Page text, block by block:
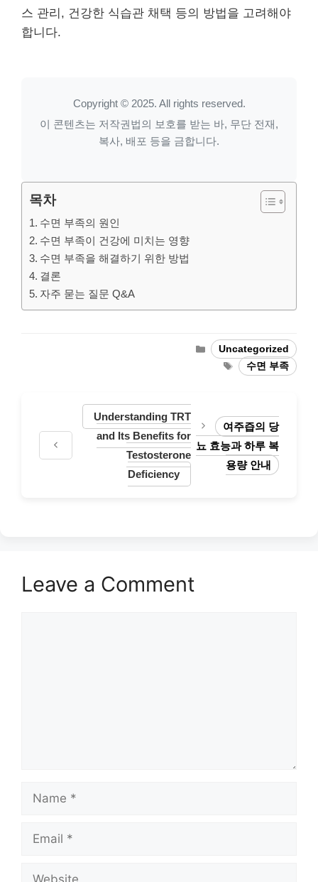
스 관리, 건강한 식습관 채택 등의 방법을 고려해야
합니다.
Copyright © 2025. All rights reserved.
이 콘텐츠는 저작권법의 보호를 받는 바, 무단 전재,
복사, 배포 등을 금합니다.
목차
수면 부족의 원인
수면 부족이 건강에 미치는 영향
수면 부족을 해결하기 위한 방법
결론
자주 묻는 질문 Q&A
Categories
Uncategorized
Tags수면 부족
Understanding TRT
and Its Benefits for
Testosterone
Deficiency
여주즙의 당
뇨 효능과 하루 복
용량 안내
Leave a Comment
Name
Email
Website